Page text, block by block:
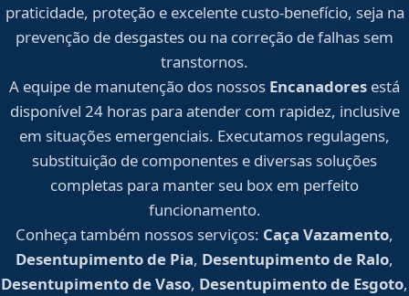
praticidade, proteção e excelente custo-benefício, seja na
prevenção de desgastes ou na correção de falhas sem
transtornos.
A equipe de manutenção dos nossos Encanadores está
disponível 24 horas para atender com rapidez, inclusive
em situações emergenciais. Executamos regulagens,
substituição de componentes e diversas soluções
completas para manter seu box em perfeito
funcionamento.
Conheça também nossos serviços: Caça Vazamento,
Desentupimento de Pia, Desentupimento de Ralo,
Desentupimento de Vaso, Desentupimento de Esgoto,